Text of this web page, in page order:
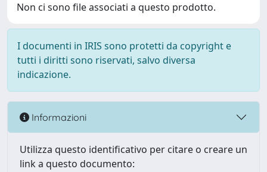
Non ci sono file associati a questo prodotto.
I documenti in IRIS sono protetti da copyright e
tutti i diritti sono riservati, salvo diversa
indicazione.
Informazioni
Utilizza questo identificativo per citare o creare un
link a questo documento: